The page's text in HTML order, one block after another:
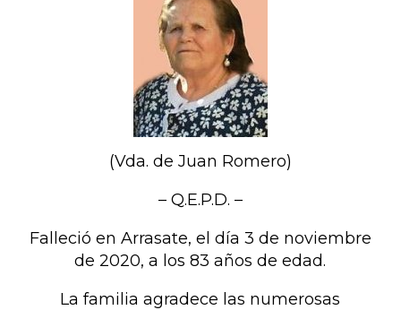
(Vda. de Juan Romero)
– Q.E.P.D. –
Falleció en Arrasate, el día 3 de noviembre
de 2020, a los 83 años de edad.
La familia agradece las numerosas